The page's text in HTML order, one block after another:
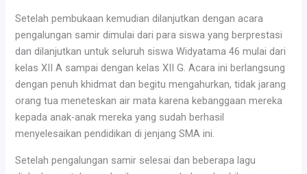
Setelah pembukaan kemudian dilanjutkan dengan acara
pengalungan samir dimulai dari para siswa yang berprestasi
dan dilanjutkan untuk seluruh siswa Widyatama 46 mulai dari
kelas XII A sampai dengan kelas XII G. Acara ini berlangsung
dengan penuh khidmat dan begitu mengahurkan, tidak jarang
orang tua meneteskan air mata karena kebanggaan mereka
kepada anak-anak mereka yang sudah berhasil
menyelesaikan pendidikan di jenjang SMA ini.
Setelah pengalungan samir selesai dan beberapa lagu